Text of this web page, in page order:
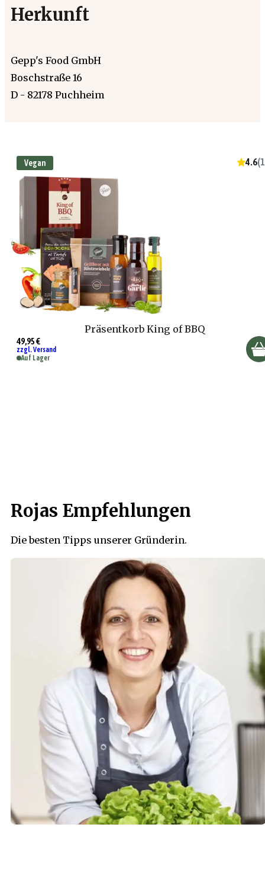
Herkunft
Gepp's Food GmbH
Boschstraße 16
D - 82178 Puchheim
Vegan 4.6(
Präsentkorb King of BBQ
49,95 €
zzgl. Versand
Auf Lager
Rojas Empfehlungen
Die besten Tipps unserer Gründerin.